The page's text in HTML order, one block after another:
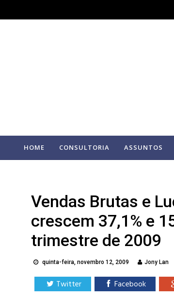
HOME CONSULTORIA ASSUNTOS
Vendas Brutas e
crescem 37,1% e
trimestre de 2009
quinta-feira, novembro 12, 2009 Jony Lan
Twitter Facebook